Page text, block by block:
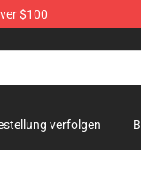
$100
verfolgen